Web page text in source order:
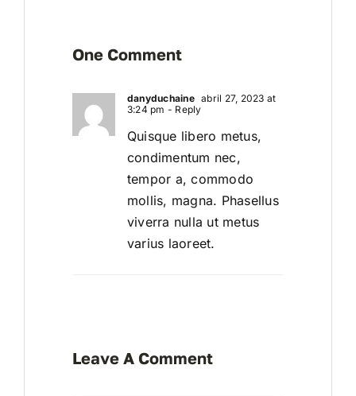
One Comment
danyduchaine abril 27, 2023 at
3:24 pm - Reply
Quisque libero metus,
condimentum nec,
tempor a, commodo
mollis, magna. Phasellus
viverra nulla ut metus
varius laoreet.
Leave A Comment